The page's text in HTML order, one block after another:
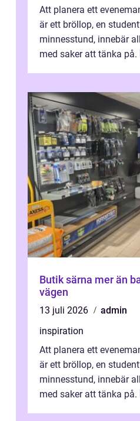
Att planera ett
är ett bröllop, en
minnesstund, innebär
med saker att tänka på.
Butik särna mer än bara en mack vid
vägen
13 juli 2026
admin
inspiration
Att planera ett
är ett bröllop, en
minnesstund, innebär
med saker att tänka på.